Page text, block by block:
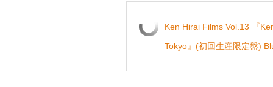
Ken Hirai Films Vol.13 『
Tokyo』(初回生産限定盤)